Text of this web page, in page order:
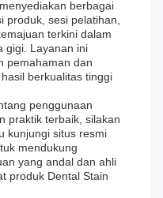
berbagai
produk, sesi pelatihan,
terkini dalam
gigi. Layanan ini
pemahaman dan
berkualitas tinggi
penggunaan
praktik terbaik, silakan
kunjungi situs resmi
mendukung
yang andal dan ahli
produk Dental Stain